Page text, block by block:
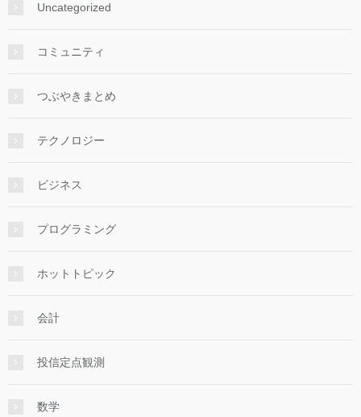
Uncategorized
コミュニティ
つぶやきまとめ
テクノロジー
ビジネス
プログラミング
ホットトピック
会計
投信定点観測
数学